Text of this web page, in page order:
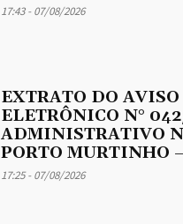
17:43 - 07/08/2026
EXTRATO DO
ELETRÔNICO N°
ADMINISTRATIVO
PORTO MURTINHO
17:25 - 07/08/2026